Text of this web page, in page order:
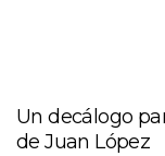
Un decálogo
de Juan López